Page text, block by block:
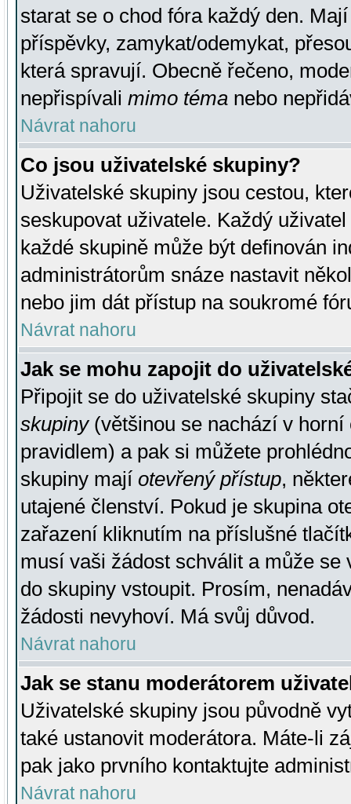
starat se o chod fóra každý den.
příspěvky, zamykat/odemykat,
která spravují. Obecně řečeno,
nepřispívali mimo téma nebo
Návrat nahoru
Co jsou uživatelské skupiny?
Uživatelské skupiny jsou cestou,
seskupovat uživatele. Každý
každé skupině může být definován
administrátorům snáze nastavit
nebo jim dát přístup na soukromé
Návrat nahoru
Jak se mohu zapojit do
Připojit se do uživatelské skupiny
skupiny(většinou se nachází v horní
pravidlem) a pak si můžete
skupiny mají otevřený přístup,
utajené členství. Pokud je skupina
zařazení kliknutím na příslušné
musí vaši žádost schválit a může se
do skupiny vstoupit. Prosím,
žádosti nevyhoví. Má svůj důvod.
Návrat nahoru
Jak se stanu moderátorem
Uživatelské skupiny jsou původně
také ustanovit moderátora. Máte-li
pak jako prvního kontaktujte
Návrat nahoru